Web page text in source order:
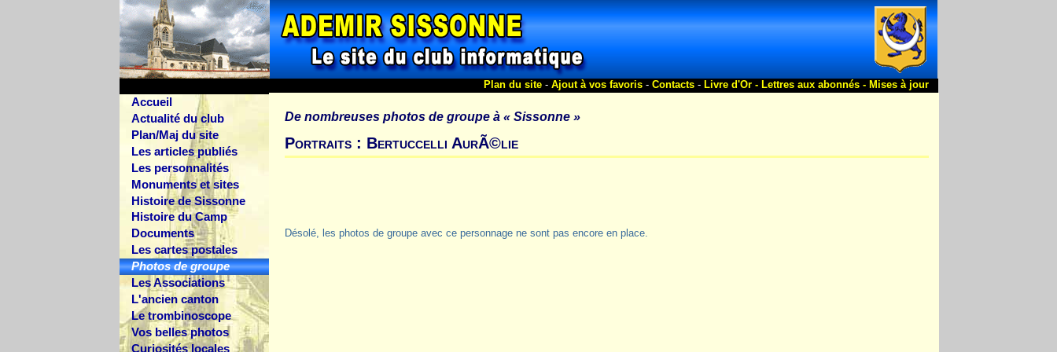
Accueil
Actualité du club
Plan/Maj du site
Les articles publiés
Les personnalités
Monuments et sites
Histoire de Sissonne
Histoire du Camp
Documents
Les cartes postales
Photos de groupe
Les Associations
L'ancien canton
Le trombinoscope
Vos belles photos
Curiosités locales
Plan du site- Ajout à vos favoris- Contacts- Livre d'Or - Lettres aux abonnés - Mises à jour
De nombreuses photos de groupe à « Sissonne »
Portraits : Bertuccelli AurÃ©lie
Désolé, les photos de groupe avec ce personnage ne sont pas encore en place.